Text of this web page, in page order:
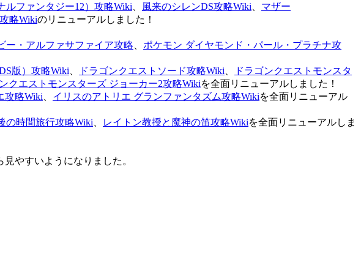
ルファンタジー12）攻略Wiki 風来のシレンDS攻略Wiki
マザー
略Wikiのリニューアルしました！
ー・アルファサファイア攻略
ポケモン ダイヤモンド・パール・プラチナ攻
版）攻略Wiki ドラゴンクエストソード攻略Wiki
ドラゴンクエストモンスタ
クエストモンスターズ ジョーカー2攻略Wikiを全面リニューアルしました！
攻略Wiki イリスのアトリエ グランファンタズム攻略Wikiを全面リニューアル
の時間旅行攻略Wiki レイトン教授と魔神の笛攻略Wikiを全面リニューアルしま
やすいようになりました。